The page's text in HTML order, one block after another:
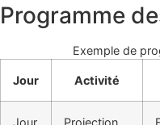
Programme
Exemple de
Jour Activité
Jour Projection